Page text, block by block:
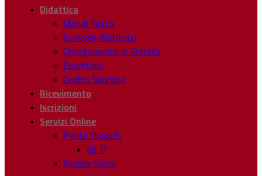
Didattica
Libri di Testo
Curricolo d’Istituto
Orientamento in Entrata
Eportfolio
Centro Sportivo
Ricevimento
Iscrizioni
Servizi Online
Posta Docenti
@ .IT
Allende Social